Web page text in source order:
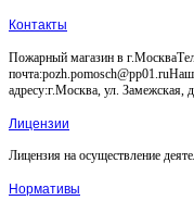
Контакты
Пожарный магазин в
адресу:г.Москва, ул. Замежская,
Лицензии
Лицензия на осуществление
Нормативы